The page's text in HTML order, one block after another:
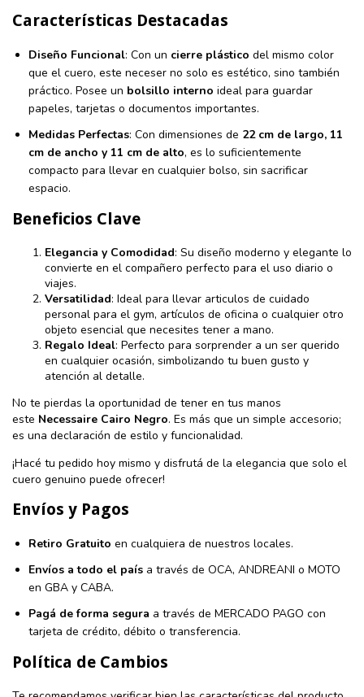
Características Destacadas
Diseño Funcional: Con un cierre plástico del mismo color
que el cuero, este neceser no solo es estético, sino también
práctico. Posee un bolsillo interno ideal para guardar
papeles, tarjetas o documentos importantes.
Medidas Perfectas: Con dimensiones de 22 cm de largo, 11
cm de ancho y 11 cm de alto, es lo suficientemente
compacto para llevar en cualquier bolso, sin sacrificar
espacio.
Beneficios Clave
Elegancia y Comodidad: Su diseño moderno y elegante lo
convierte en el compañero perfecto para el uso diario o
viajes.
Versatilidad: Ideal para llevar articulos de cuidado
personal para el gym, artículos de oficina o cualquier otro
objeto esencial que necesites tener a mano.
Regalo Ideal: Perfecto para sorprender a un ser querido
en cualquier ocasión, simbolizando tu buen gusto y
atención al detalle.
No te pierdas la oportunidad de tener en tus manos
este Necessaire Cairo Negro. Es más que un simple accesorio;
es una declaración de estilo y funcionalidad.
¡Hacé tu pedido hoy mismo y disfrutá de la elegancia que solo el
cuero genuino puede ofrecer!
Envíos y Pagos
Retiro Gratuito en cualquiera de nuestros locales.
Envíos a todo el país a través de OCA, ANDREANI o MOTO
en GBA y CABA.
Pagá de forma segura a través de MERCADO PAGO con
tarjeta de crédito, débito o transferencia.
Política de Cambios